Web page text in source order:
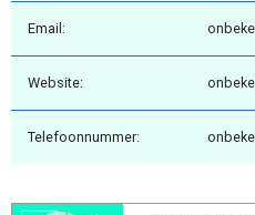
Email:
Website:
Telefoonnummer: